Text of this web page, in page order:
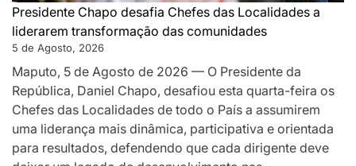
os
o
local
Presidente Chapo desafia Chefes das Localidades a
liderarem transformação das comunidades
5 de Agosto, 2026
Maputo, 5 de Agosto de 2026 — O Presidente da
República, Daniel Chapo, desafiou esta quarta-feira os
Chefes das Localidades de todo o País a assumirem
uma liderança mais dinâmica, participativa e orientada
para resultados, defendendo que cada dirigente deve